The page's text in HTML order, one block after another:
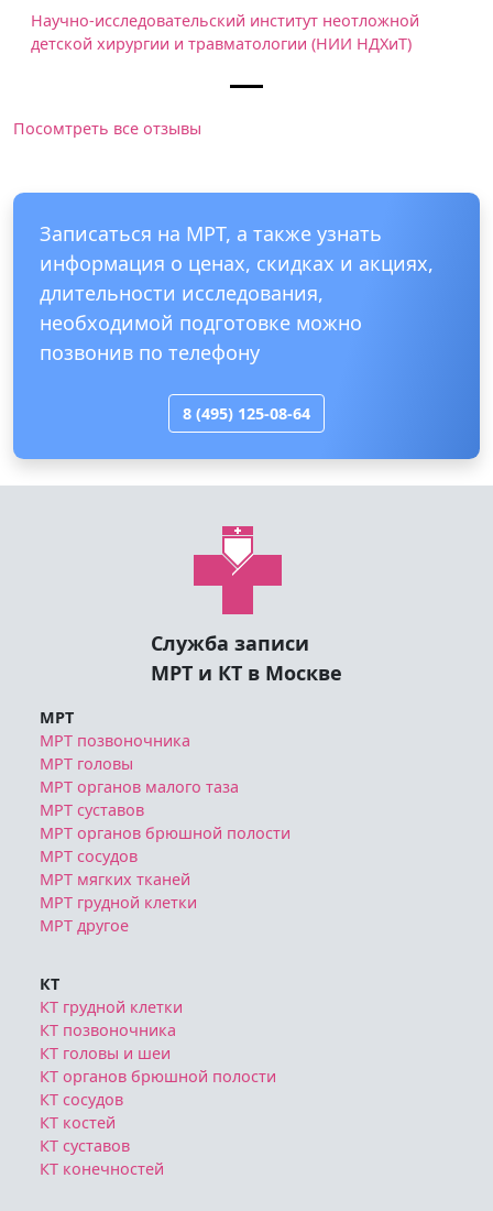
Научно-исследовательский институт неотложной
детской хирургии и травматологии (НИИ НДХиТ)
Посомтреть все отзывы
Записаться на МРТ, а также узнать
информация о ценах, скидках и акциях,
длительности исследования,
необходимой подготовке можно
позвонив по телефону
8 (495) 125-08-64
Служба записи
МРТ и КТ в Москве
МРТ
МРТ позвоночника
МРТ головы
МРТ органов малого таза
МРТ суставов
МРТ органов брюшной полости
МРТ сосудов
МРТ мягких тканей
МРТ грудной клетки
МРТ другое
КТ
КТ грудной клетки
КТ позвоночника
КТ головы и шеи
КТ органов брюшной полости
КТ сосудов
КТ костей
КТ суставов
КТ конечностей